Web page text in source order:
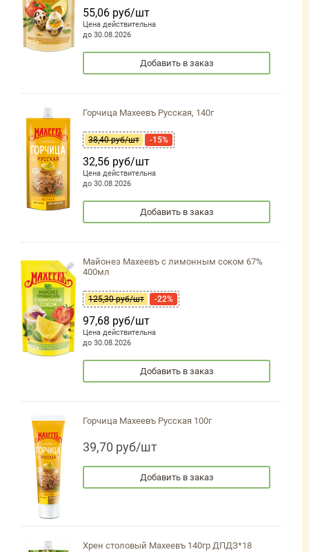
55,06 руб/шт
Цена действительна
до 30.08.2026
Добавить в заказ
Горчица Махеевъ Русская, 140г
38,40 руб/шт -15%
32,56 руб/шт
Цена действительна
до 30.08.2026
Добавить в заказ
Майонез Махеевъ с лимонным соком 67%
400мл
125,30 руб/шт -22%
97,68 руб/шт
Цена действительна
до 30.08.2026
Добавить в заказ
Горчица Махеевъ Русская 100г
39,70 руб/шт
Добавить в заказ
Хрен столовый Махеевъ 140гр ДПДЗ*18